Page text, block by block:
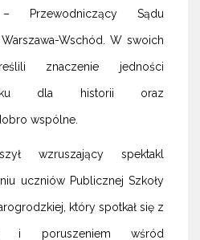
Przewodniczący Sądu
Wschód. W swoich
znaczenie jedności
dla historii oraz
wspólne.
wzruszający spektakl
uczniów Publicznej Szkoły
który spotkał się z
i poruszeniem wśród